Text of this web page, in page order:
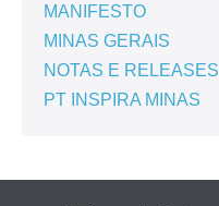
MANIFESTO
MINAS GERAIS
NOTAS E RELEASES
PT INSPIRA MINAS